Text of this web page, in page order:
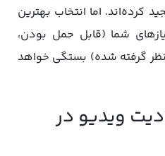
کرده‌اند. اما انتخاب بهترین
شما (قابل حمل بودن،
گرفته شده) بستگی خواهد
ویدیو در